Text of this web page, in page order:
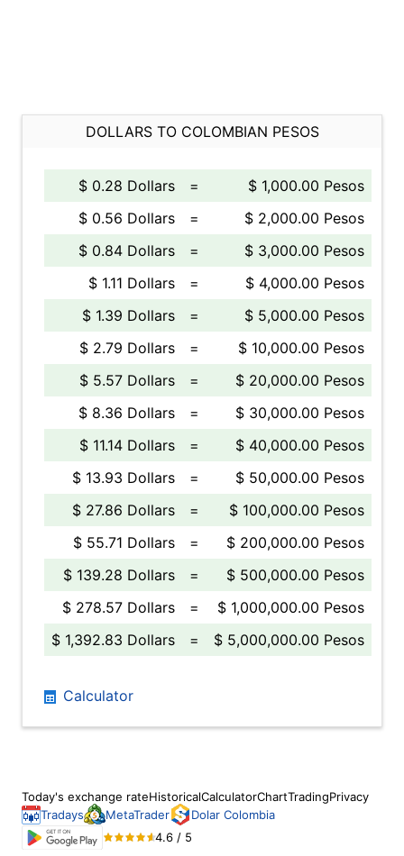
DOLLARS TO COLOMBIAN PESOS
$ 0.28 Dollars =
$ 1,000.00 Pesos
$ 0.56 Dollars
=
$ 2,000.00 Pesos
$ 0.84 Dollars
=
$ 3,000.00 Pesos
$ 1.11 Dollars
=
$ 4,000.00 Pesos
$ 1.39 Dollars
=
$ 5,000.00 Pesos
$ 2.79 Dollars
=
$ 10,000.00 Pesos
$ 5.57 Dollars
=
$ 20,000.00 Pesos
$ 8.36 Dollars
=
$ 30,000.00 Pesos
$ 11.14 Dollars
=
$ 40,000.00 Pesos
$ 13.93 Dollars
=
$ 50,000.00 Pesos
$ 27.86 Dollars
=
$ 100,000.00 Pesos
$ 55.71 Dollars
=
$ 200,000.00 Pesos
$ 139.28 Dollars
=
$ 500,000.00 Pesos
$ 278.57 Dollars
=
$ 1,000,000.00 Pesos
$ 1,392.83 Dollars
= $ 5,000,000.00 Pesos
Calculator
Today's exchange rateHistoricalCalculatorChartTradingPrivacy
Tradays
MetaTrader
Dolar Colombia
4.6 / 5